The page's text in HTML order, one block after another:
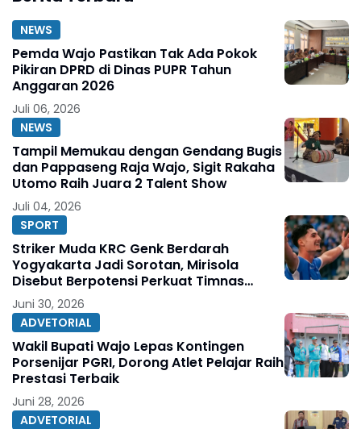
NEWS
Pemda Wajo Pastikan Tak Ada Pokok
Pikiran DPRD di Dinas PUPR Tahun
Anggaran 2026
Juli 06, 2026
NEWS
Tampil Memukau dengan Gendang Bugis
dan Pappaseng Raja Wajo, Sigit Rakaha
Utomo Raih Juara 2 Talent Show
Juli 04, 2026
SPORT
Striker Muda KRC Genk Berdarah
Yogyakarta Jadi Sorotan, Mirisola
Disebut Berpotensi Perkuat Timnas
Indonesia
Juni 30, 2026
ADVETORIAL
Wakil Bupati Wajo Lepas Kontingen
Porsenijar PGRI, Dorong Atlet Pelajar Raih
Prestasi Terbaik
Juni 28, 2026
ADVETORIAL